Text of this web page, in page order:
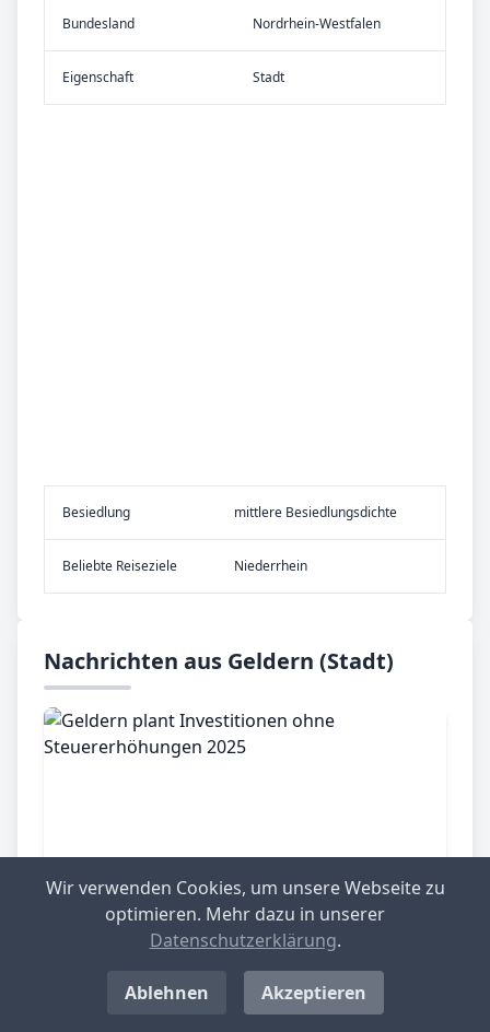
Bundes­land Nordrhein-Westfalen
Eigen­schaft Stadt
Be­sied­lung mittlere Besiedlungsdichte
Be­lieb­te Rei­se­zie­le Niederrhein
Nachrichten aus Geldern (Stadt)
Geldern (Stadt), 25.11.2024
Geldern plant Investitionen ohne
Steuererhöhungen 2025
Wir verwenden Cookies, um unsere Webseite zu
optimieren. Mehr dazu in unserer
Datenschutzerklärung.
Ablehnen Akzeptieren